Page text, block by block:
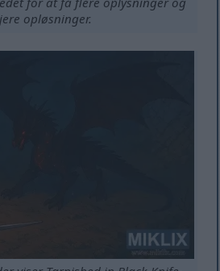
opløsninger.